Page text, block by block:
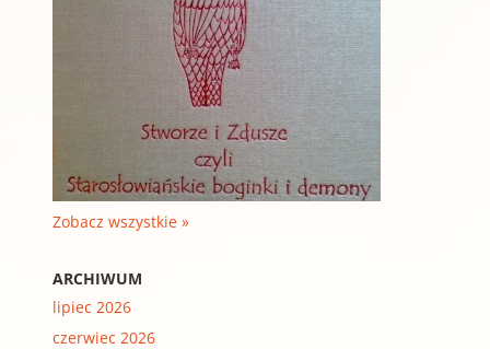
Zobacz wszystkie »
ARCHIWUM
lipiec 2026
czerwiec 2026